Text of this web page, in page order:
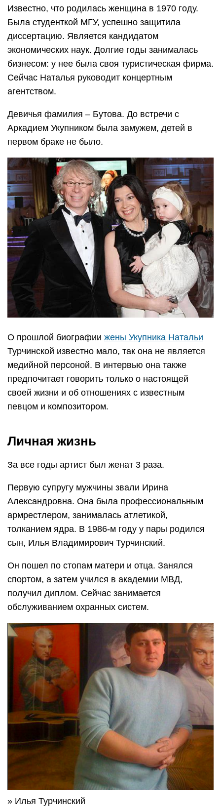
Известно, что родилась женщина в 1970 году.
Была студенткой МГУ, успешно защитила
диссертацию. Является кандидатом
экономических наук. Долгие годы занималась
бизнесом: у нее была своя туристическая фирма.
Сейчас Наталья руководит концертным
агентством.
Девичья фамилия – Бутова. До встречи с
Аркадием Укупником была замужем, детей в
первом браке не было.
О прошлой биографии жены Укупника Натальи
Турчинской известно мало, так она не является
медийной персоной. В интервью она также
предпочитает говорить только о настоящей
своей жизни и об отношениях с известным
певцом и композитором.
Личная жизнь
За все годы артист был женат 3 раза.
Первую супругу мужчины звали Ирина
Александровна. Она была профессиональным
армрестлером, занималась атлетикой,
толканием ядра. В 1986-м году у пары родился
сын, Илья Владимирович Турчинский.
Он пошел по стопам матери и отца. Занялся
спортом, а затем учился в академии МВД,
получил диплом. Сейчас занимается
обслуживанием охранных систем.
» Илья Турчинский